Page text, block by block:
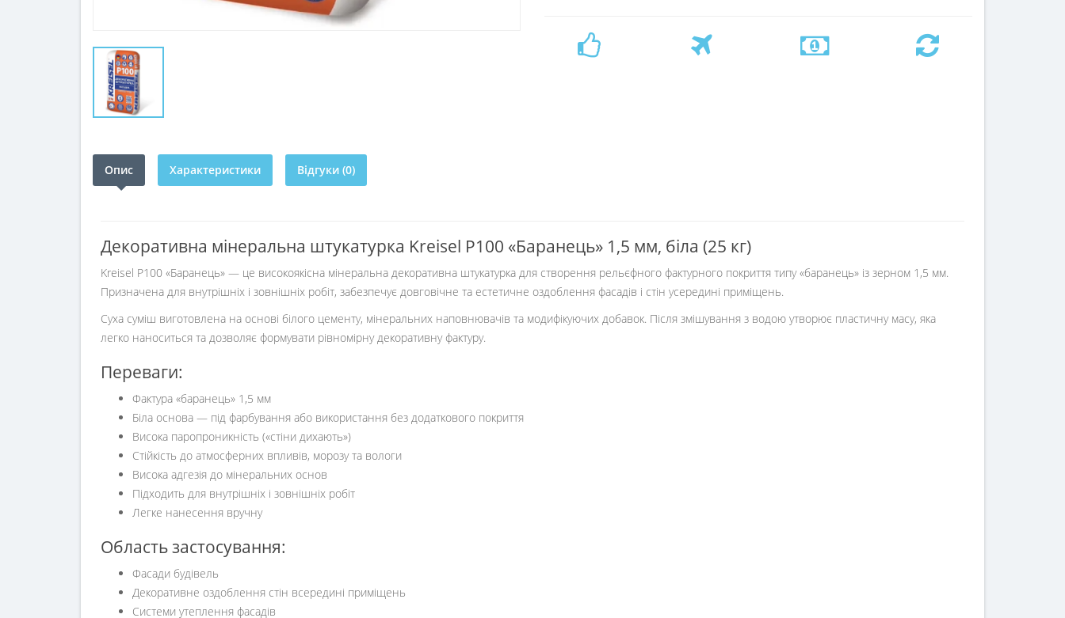
Опис Характеристики Відгуки (0)
Декоративна мінеральна штукатурка Kreisel P100 «Баранець» 1,5 мм, біла (25 кг)
Kreisel P100 «Баранець» — це високоякісна мінеральна декоративна штукатурка для створення рельєфного фактурного покриття типу «баранець» із зерном 1,5 мм.
Призначена для внутрішніх і зовнішніх робіт, забезпечує довговічне та естетичне оздоблення фасадів і стін усередині приміщень.
Суха суміш виготовлена на основі білого цементу, мінеральних наповнювачів та модифікуючих добавок. Після змішування з водою утворює пластичну масу, яка
легко наноситься та дозволяє формувати рівномірну декоративну фактуру.
Переваги:
Фактура «баранець» 1,5 мм
Біла основа — під фарбування або використання без додаткового покриття
Висока паропроникність («стіни дихають»)
Стійкість до атмосферних впливів, морозу та вологи
Висока адгезія до мінеральних основ
Підходить для внутрішніх і зовнішніх робіт
Легке нанесення вручну
Область застосування:
Фасади будівель
Декоративне оздоблення стін всередині приміщень
Системи утеплення фасадів